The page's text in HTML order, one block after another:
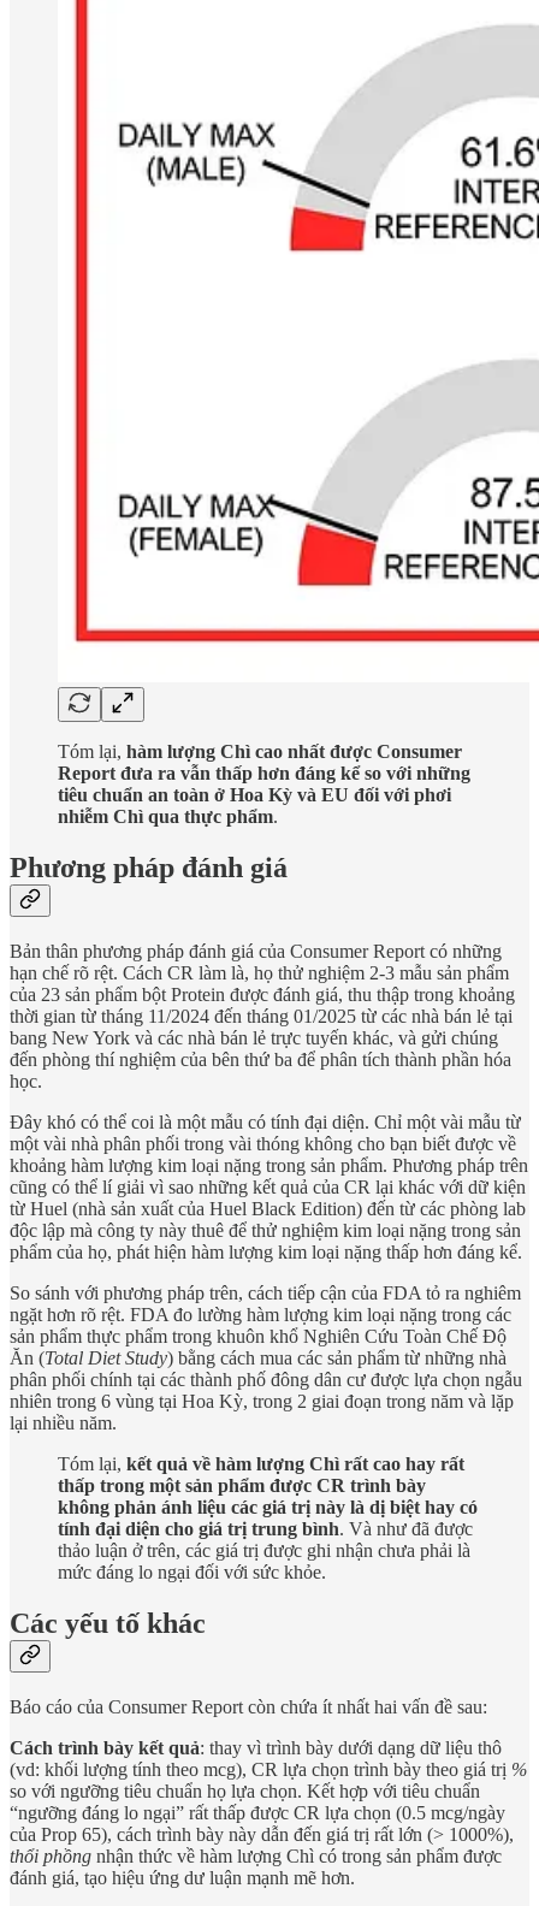
Tóm lại, hàm lượng Chì cao nhất được Consumer
Report đưa ra vẫn thấp hơn đáng kể so với những
tiêu chuẩn an toàn ở Hoa Kỳ và EU đối với phơi
nhiễm Chì qua thực phẩm.
Phương pháp đánh giá
Bản thân phương pháp đánh giá của Consumer Report có những
hạn chế rõ rệt. Cách CR làm là, họ thử nghiệm 2-3 mẫu sản phẩm
của 23 sản phẩm bột Protein được đánh giá, thu thập trong khoảng
thời gian từ tháng 11/2024 đến tháng 01/2025 từ các nhà bán lẻ tại
bang New York và các nhà bán lẻ trực tuyến khác, và gửi chúng
đến phòng thí nghiệm của bên thứ ba để phân tích thành phần hóa
học.
Đây khó có thể coi là một mẫu có tính đại diện. Chỉ một vài mẫu từ
một vài nhà phân phối trong vài thóng không cho bạn biết được về
khoảng hàm lượng kim loại nặng trong sản phẩm. Phương pháp trên
cũng có thể lí giải vì sao những kết quả của CR lại khác với dữ kiện
từ Huel (nhà sản xuất của Huel Black Edition) đến từ các phòng lab
độc lập mà công ty này thuê để thử nghiệm kim loại nặng trong sản
phẩm của họ, phát hiện hàm lượng kim loại nặng thấp hơn đáng kể.
So sánh với phương pháp trên, cách tiếp cận của FDA tỏ ra nghiêm
ngặt hơn rõ rệt. FDA đo lường hàm lượng kim loại nặng trong các
sản phẩm thực phẩm trong khuôn khổ Nghiên Cứu Toàn Chế Độ
Ăn (Total Diet Study) bằng cách mua các sản phẩm từ những nhà
phân phối chính tại các thành phố đông dân cư được lựa chọn ngẫu
nhiên trong 6 vùng tại Hoa Kỳ, trong 2 giai đoạn trong năm và lặp
lại nhiều năm.
Tóm lại, kết quả về hàm lượng Chì rất cao hay rất
thấp trong một sản phẩm được CR trình bày
không phản ánh liệu các giá trị này là dị biệt hay có
tính đại diện cho giá trị trung bình. Và như đã được
thảo luận ở trên, các giá trị được ghi nhận chưa phải là
mức đáng lo ngại đối với sức khỏe.
Các yếu tố khác
Báo cáo của Consumer Report còn chứa ít nhất hai vấn đề sau:
Cách trình bày kết quả: thay vì trình bày dưới dạng dữ liệu thô
(vd: khối lượng tính theo mcg), CR lựa chọn trình bày theo giá trị %
so với ngưỡng tiêu chuẩn họ lựa chọn. Kết hợp với tiêu chuẩn
“ngưỡng đáng lo ngại” rất thấp được CR lựa chọn (0.5 mcg/ngày
của Prop 65), cách trình bày này dẫn đến giá trị rất lớn (> 1000%),
thổi phồng nhận thức về hàm lượng Chì có trong sản phẩm được
đánh giá, tạo hiệu ứng dư luận mạnh mẽ hơn.